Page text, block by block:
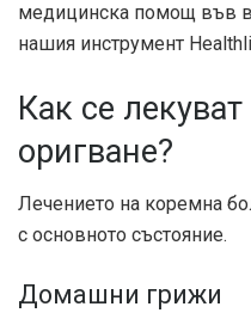
медицинска помощ във
нашия инструмент
Как се
оригване?
Лечението на коремна
с основното състояние.
Домашни грижи